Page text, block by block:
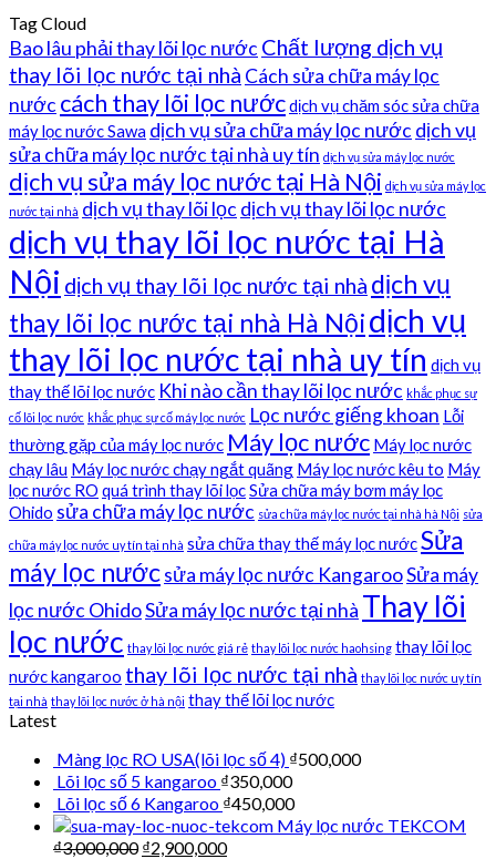
Tag Cloud
Bao lâu phải thay lõi lọc nước Chất lượng dịch vụ
thay lõi lọc nước tại nhà Cách sửa chữa máy lọc
nước cách thay lõi lọc nướcdịch vụ chăm sóc sửa chữa
máy lọc nước Sawa dịch vụ sửa chữa máy lọc nước dịch vụ
sửa chữa máy lọc nước tại nhà uy tín dịch vụ sửa máy lọc nước
dịch vụ sửa máy lọc nước tại Hà Nội dịch vụ sửa máy lọc
nước tại nhà dịch vụ thay lõi lọc dịch vụ thay lõi lọc nước
dịch vụ thay lõi lọc nước tại Hà
Nội dịch vụ thay lõi lọc nước tại nhà dịch vụ
thay lõi lọc nước tại nhà Hà Nộidịch vụ
thay lõi lọc nước tại nhà uy tín dịch vụ
thay thế lõi lọc nước Khi nào cần thay lõi lọc nước khắc phục sự
cố lõi lọc nước khắc phục sự cố máy lọc nước Lọc nước giếng khoan Lỗi
thường gặp của máy lọc nước Máy lọc nước Máy lọc nước
chạy lâu Máy lọc nước chạy ngắt quãng Máy lọc nước kêu to Máy
lọc nước RO quá trình thay lõi lọcSửa chữa máy bơm máy lọc
Ohido sửa chữa máy lọc nước sửa chữa máy lọc nước tại nhà hà Nội sửa
chữa máy lọc nước uy tín tại nhà sửa chữa thay thế máy lọc nướcSửa
máy lọc nướcsửa máy lọc nước KangarooSửa máy
lọc nước OhidoSửa máy lọc nước tại nhà Thay lõi
lọc nước thay lõi lọc nước giá rẻ thay lõi lọc nước haohsing thay lõi lọc
nước kangaroo thay lõi lọc nước tại nhà thay lõi lọc nước uy tín
tại nhà thay lõi lọc nước ở hà nội thay thế lõi lọc nước
Latest
Màng lọc RO USA(lõi lọc số 4) ₫500,000
Lõi lọc số 5 kangaroo ₫350,000
Lõi lọc số 6 Kangaroo ₫450,000
Máy lọc nước TEKCOM
₫3,000,000 ₫2,900,000